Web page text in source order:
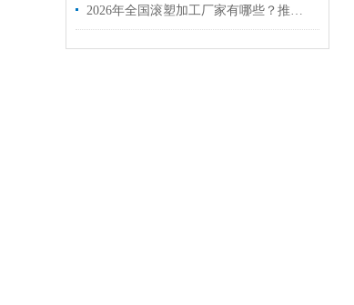
2026年全国滚塑加工厂家有哪些？推荐慈溪滚塑质量硬、有实力的优质生产商